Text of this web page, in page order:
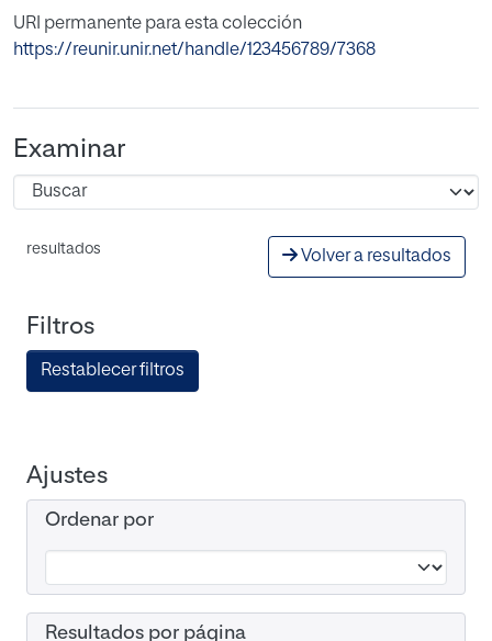
URI permanente para esta colección
https://reunir.unir.net/handle/123456789/7368
Examinar
resultados Volver a resultados
Filtros
Restablecer filtros
Ajustes
Ordenar por
Resultados por página